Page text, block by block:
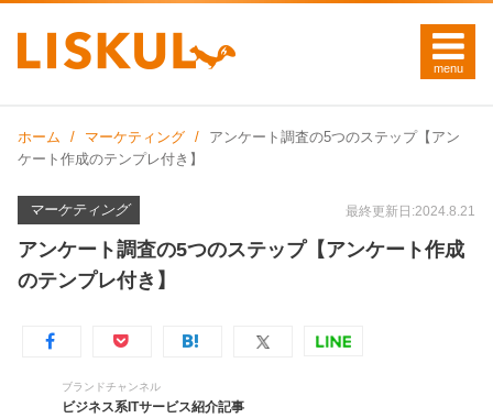
ホーム マーケティング
アンケート調査の5つのステップ【アン
ケート作成のテンプレ付き】
マーケティング 最終更新日:2024.8.21
アンケート調査の5つのステップ【アンケート作成
のテンプレ付き】
ブランドチャンネル
ビジネス系ITサービス紹介記事